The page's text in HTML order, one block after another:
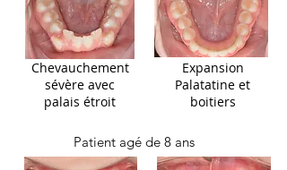
Chevauchement
sévère avec
palais étroit
Expansion
Palatatine et
boitiers
Patient agé de 8 ans